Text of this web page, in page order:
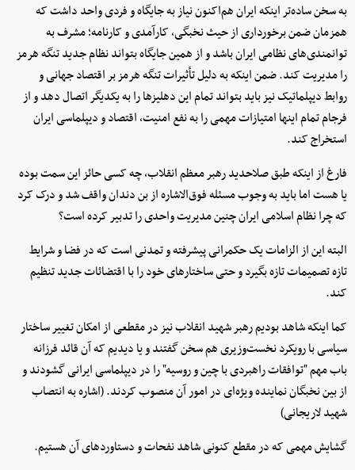
به سخن ساده‌تر اینکه ایران هم‌اکنون نیاز به جایگاه و فردی واحد داشت که
همزمان ضمن برخورداری از حیث نخبگی، کارآمدی و کارنامه؛ مشرف به
توانمندی‌های نظامی ایران باشد و از همین جایگاه بتواند نظام جدید تنگه هرمز
را مدیریت کند. ضمن اینکه به دلیل تأثیرات تنگه هرمز بر اقتصاد جهانی و
روابط دیپلماتیک نیز باید بتواند تمام این دهلیزها را به یکدیگر اتصال دهد و از
فرجام تمام اینها امتیازات مهمی را به نفع امنیت، اقتصاد و دیپلماسی ایران
استخراج کند.
فارغ از اینکه طبق صلاحدید رهبر معظم انقلاب، چه کسی حائز این سمت بوده
یا هست اما باید به وجوب مسئله فوق‌الاشاره از بن دندان واقف شد و درک کرد
که چرا نظام اسلامی ایران چنین مدیریت واحدی را تدبیر کرده است؟
البته این از الزامات یک حکمرانی پیشرفته و تمدنی است که در فضا و شرایط
تازه تصمیمات تازه بگیرد و حتی ساختارهای خود را با اقتضائات جدید تنظیم
کند.
کما اینکه شاهد بودیم رهبر شهید انقلاب نیز در مقطعی از امکان تغییر ساختار
سیاسی با رویکرد نخست‌وزیری هم سخن گفتند و یا دیدیم که آن قائد فرزانه
باب مهم "توافقات راهبردی با چین و روسیه" را در دیپلماسی ایرانی گشودند و
از بین نخبگان نماینده ویژه‌ای در امور آن منصوب کردند. (اشاره به انتصاب
شهید لاریجانی)
گشایش مهمی که در مقطع کنونی شاهد نفحات و دستاوردهای آن هستیم.